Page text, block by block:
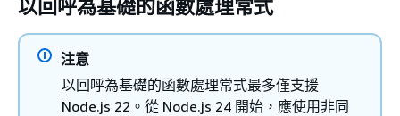
以回呼為基礎的函數處理常式
注意
以回呼為基礎的函數處理常式最多僅支援
Node.js 22。從 Node.js 24 開始，應使用非同